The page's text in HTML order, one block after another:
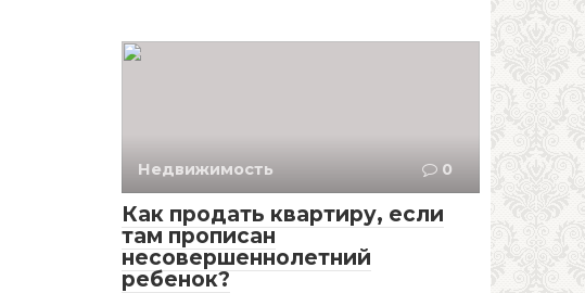
Недвижимость 0
Как продать квартиру, если
там прописан
несовершеннолетний
ребенок?